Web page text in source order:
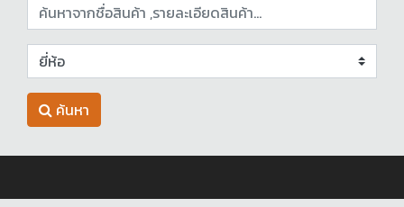
ค้นหา